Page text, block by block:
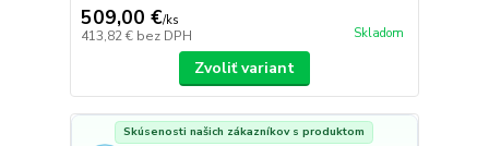
509,00 €/ks
413,82 € bez DPH Skladom
Zvoliť variant
Skúsenosti našich zákazníkov s produktom